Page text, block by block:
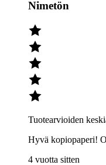
Nimetön
Tuotearvioiden
Hyvä kopiopaperi!
4 vuotta sitten